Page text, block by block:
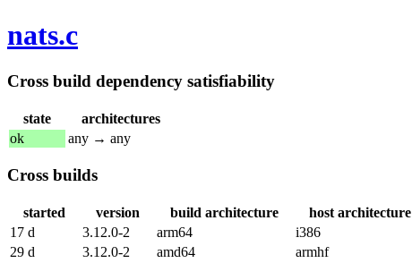
nats.c
Cross build dependency satisfiability
state
architectures
ok
any → any
Cross builds
started version build architecture host architecture
17 d
3.12.0-2 arm64 i386
29 d
3.12.0-2 amd64 armhf